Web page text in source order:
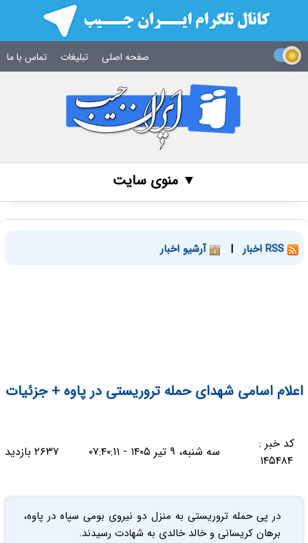
صفحه اصلی تبلیغات تماس با ما
▼ منوی سایت
| آرشیو اخبار
اعلام اسامی شهدای حمله تروریستی در پاوه + جزئیات
کد خبر :
۱۴۵۴۸۴
سه شنبه، ۹ تیر ۱۴۰۵ - ۰۷:۴۰:۱۱ ۲۶۳۷ بازدید
در پی حمله تروریستی به منزل دو نیروی بومی سپاه در پاوه،
برهان کریسانی و خالد خالدی به شهادت رسیدند.